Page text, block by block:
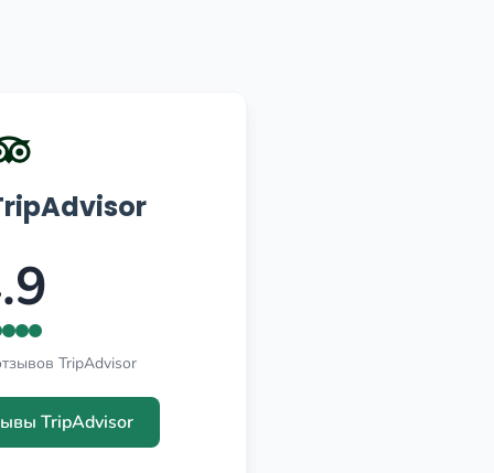
TripAdvisor
TripAdvisor